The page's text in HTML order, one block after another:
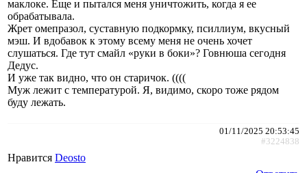
маклоке. Еще и пытался меня уничтожить, когда я ее
обрабатывала.
Жрет омепразол, суставную подкормку, псиллиум, вкусный
мэш. И вдобавок к этому всему меня не очень хочет
слушаться. Где тут смайл «руки в боки»? Говнюша сегодня
Дедус.
И уже так видно, что он старичок. ((((
Муж лежит с температурой. Я, видимо, скоро тоже рядом
буду лежать.
01/11/2025 20:53:45
#3224838
Нравится Deosto